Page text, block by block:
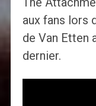
aux fans lors
de Van Etten
dernier.